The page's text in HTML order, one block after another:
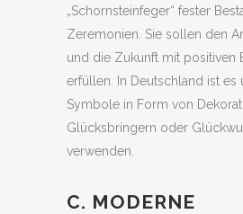
„Schornsteinfeger“ fester
Zeremonien. Sie sollen den
und die Zukunft mit positiven
erfüllen. In Deutschland ist es
Symbole in Form von
Glücksbringern oder
verwenden.
C. MODERNE